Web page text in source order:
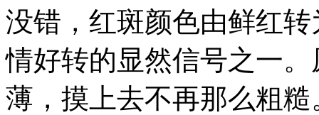
没错，红斑颜色由鲜红
情好转的显然信号之一
薄，摸上去不再那么粗